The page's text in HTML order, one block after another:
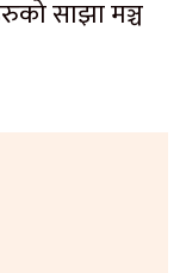
साझा मञ्च